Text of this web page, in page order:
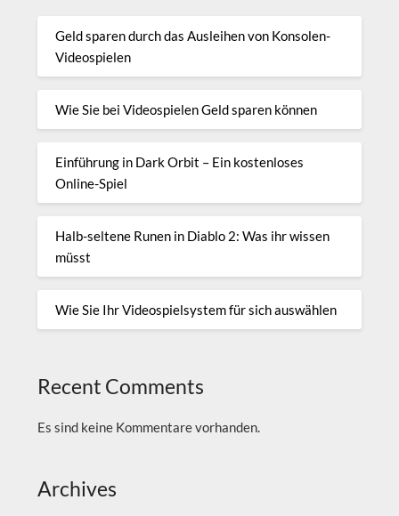
Geld sparen durch das Ausleihen von Konsolen-
Videospielen
Wie Sie bei Videospielen Geld sparen können
Einführung in Dark Orbit – Ein kostenloses
Online-Spiel
Halb-seltene Runen in Diablo 2: Was ihr wissen
müsst
Wie Sie Ihr Videospielsystem für sich auswählen
Recent Comments
Es sind keine Kommentare vorhanden.
Archives